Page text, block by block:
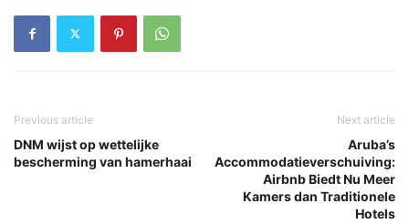
Previous article
DNM wijst op wettelijke
bescherming van hamerhaai
Next article
Aruba’s
Accommodatieverschuiving:
Airbnb Biedt Nu Meer
Kamers dan Traditionele
Hotels